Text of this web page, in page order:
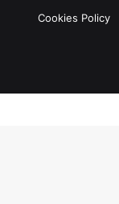
Cookies Policy